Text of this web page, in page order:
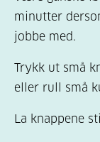
minutter
jobbe med.
Trykk ut små
eller rull små
La knappene